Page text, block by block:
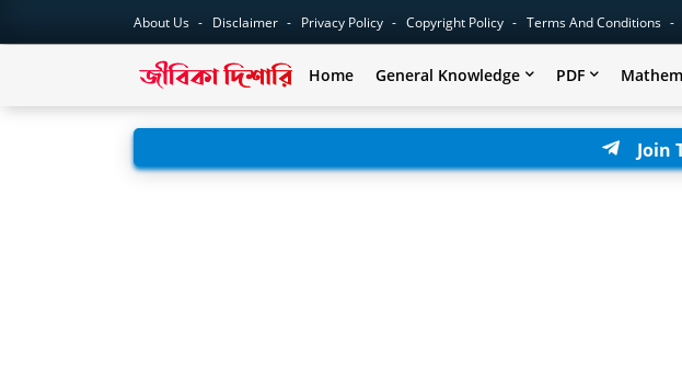
About Us Disclaimer Privacy Policy Copyright Policy Terms And Conditions
Home General Knowledge PDF
Join